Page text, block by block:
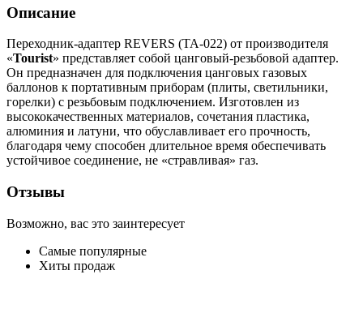
Описание
Переходник-адаптер REVERS (TA-022) от производителя
«Tourist» представляет собой цанговый-резьбовой адаптер.
Он предназначен для подключения цанговых газовых
баллонов к портативным приборам (плиты, светильники,
горелки) с резьбовым подключением. Изготовлен из
высококачественных материалов, сочетания пластика,
алюминия и латуни, что обуславливает его прочность,
благодаря чему способен длительное время обеспечивать
устойчивое соединение, не «стравливая» газ.
Отзывы
Возможно, вас это заинтересует
Самые популярные
Хиты продаж